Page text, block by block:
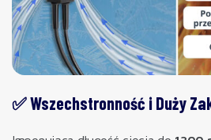
✅ Wszechstronność i Duży